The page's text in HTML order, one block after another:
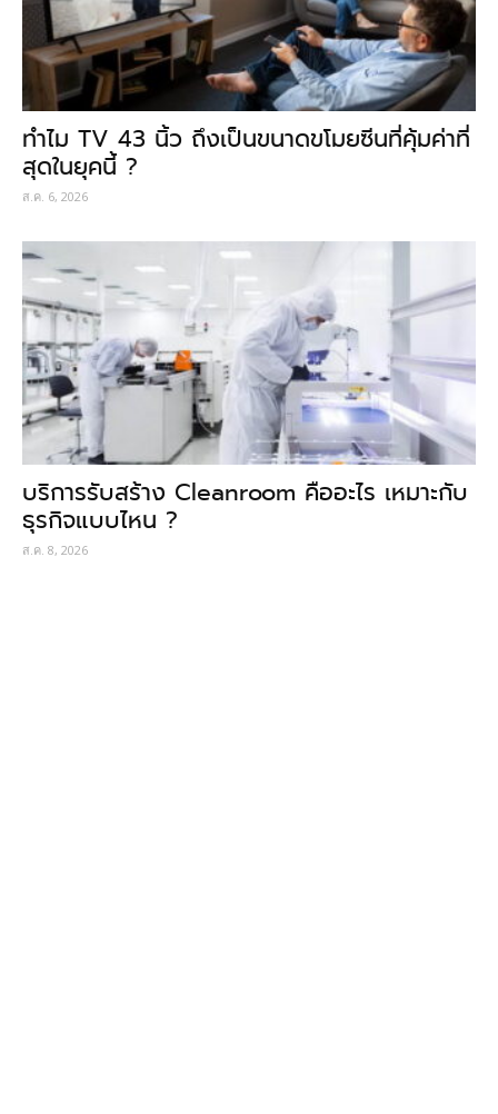
ทำไม TV 43 นิ้ว ถึงเป็นขนาดขโมยซีนที่คุ้มค่าที่
สุดในยุคนี้ ?
ส.ค. 6, 2026
บริการรับสร้าง Cleanroom คืออะไร เหมาะกับ
ธุรกิจแบบไหน ?
ส.ค. 8, 2026